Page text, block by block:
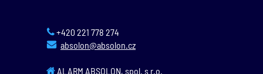
+420 221 778 274
absolon@absolon.cz
ALARM ABSOLON, spol. s r.o.